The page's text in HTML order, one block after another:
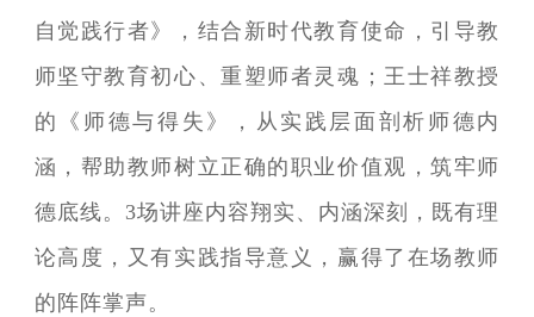
自觉践行者》，结合新时代教育使命，引导教
师坚守教育初心、重塑师者灵魂；王士祥教授
的《师德与得失》，从实践层面剖析师德内
涵，帮助教师树立正确的职业价值观，筑牢师
德底线。3场讲座内容翔实、内涵深刻，既有理
论高度，又有实践指导意义，赢得了在场教师
的阵阵掌声。